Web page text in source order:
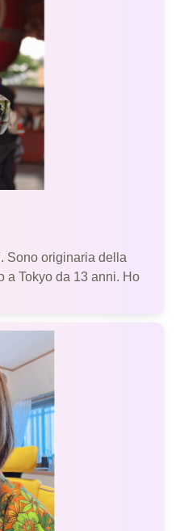
Sono originaria della
a Tokyo da 13 anni. Ho